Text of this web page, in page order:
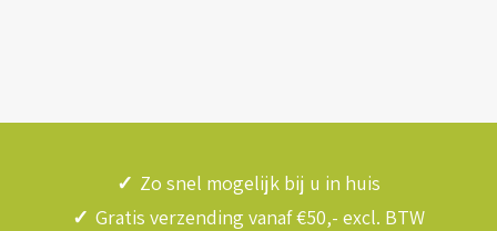
✓ Zo snel mogelijk bij u in huis
✓ Gratis verzending vanaf €50,- excl. BTW